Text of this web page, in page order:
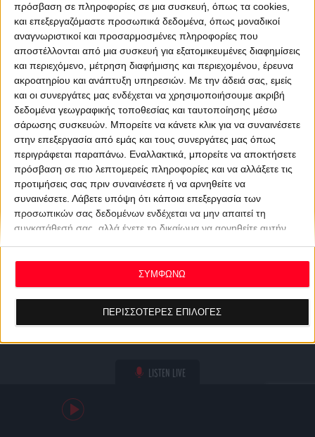
πρόσβαση σε πληροφορίες σε μια συσκευή, όπως τα cookies,
και επεξεργαζόμαστε προσωπικά δεδομένα, όπως μοναδικοί
αναγνωριστικοί και προσαρμοσμένες πληροφορίες που
αποστέλλονται από μια συσκευή για εξατομικευμένες διαφημίσεις
και περιεχόμενο, μέτρηση διαφήμισης και περιεχομένου, έρευνα
ακροατηρίου και ανάπτυξη υπηρεσιών. Με την άδειά σας, εμείς
και οι συνεργάτες μας ενδέχεται να χρησιμοποιήσουμε ακριβή
δεδομένα γεωγραφικής τοποθεσίας και ταυτοποίησης μέσω
σάρωσης συσκευών. Μπορείτε να κάνετε κλικ για να συναινέσετε
στην επεξεργασία από εμάς και τους συνεργάτες μας όπως
περιγράφεται παραπάνω. Εναλλακτικά, μπορείτε να αποκτήσετε
πρόσβαση σε πιο λεπτομερείς πληροφορίες και να αλλάξετε τις
προτιμήσεις σας πριν συναινέσετε ή να αρνηθείτε να
συναινέσετε. Λάβετε υπόψη ότι κάποια επεξεργασία των
προσωπικών σας δεδομένων ενδέχεται να μην απαιτεί τη
συγκατάθεσή σας, αλλά έχετε το δικαίωμα να αρνηθείτε αυτήν
ανακαλέσετε τη συγκατάθεσή σας ανά πάσα στιγμή
επιστρέφοντας σε αυτόν τον ιστότοπο και κάνοντας κλικ στο
κουμπί "Απορρήτου" στο κάτω μέρος της ιστοσελίδας.
ΠΕΡΙΣΣΟΤΕΡΕΣ ΕΠΙΛΟΓΕΣ
ΣΥΜΦΩΝΩ
LISTEN LIVE
About Offradio Business Class Terms & Conditions
Privacy Policy
Designed & developed byporcupine colors&Fotis Alexandrou